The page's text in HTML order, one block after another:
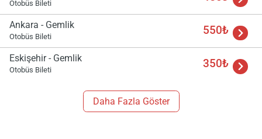
Otobüs Bileti
Ankara - Gemlik
Otobüs Bileti 550₺
Eskişehir - Gemlik
Otobüs Bileti 350₺
Daha Fazla Göster